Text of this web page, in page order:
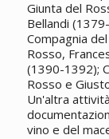
Giunta del
Bellandi
Compagnia
Rosso,
(1390-1392);
Rosso e
Un'altra
vino e del